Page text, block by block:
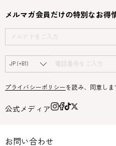
メルマガ会員だけの特別なお得
プライバシーポリシー を読み、同意しま
公式メディア
お問い合わせ